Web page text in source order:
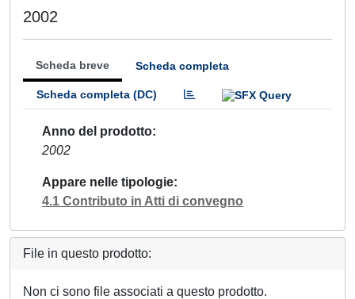
2002
Scheda breve Scheda completa
Scheda completa (DC)
Anno del prodotto
2002
Appare nelle tipologie
4.1 Contributo in Atti di convegno
File in questo prodotto:
Non ci sono file associati a questo prodotto.